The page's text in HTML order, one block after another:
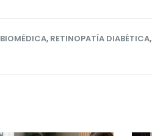
, RETINOPATÍA DIABÉTICA,